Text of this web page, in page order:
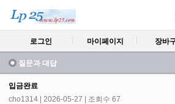
로그인 마이페이지 장바
질문과 대답
입금완료
cho1314
| 2026-05-27 | 조회수 67